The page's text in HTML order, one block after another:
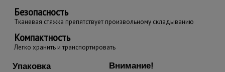
Безопасность
Тканевая стяжка препятствует произвольному складыванию
Компактность
Легко хранить и транспортировать
Упаковка Внимание!